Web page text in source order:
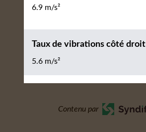
6.9 m/s²
Taux de vibrations côté droit
5.6 m/s²
Contenu par